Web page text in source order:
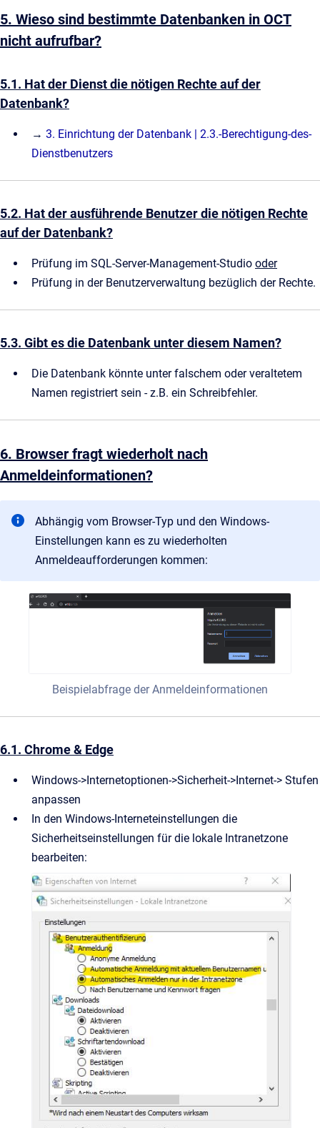
5. Wieso sind bestimmte Datenbanken in OCT
nicht aufrufbar?
5.1. Hat der Dienst die nötigen Rechte auf der
Datenbank?
→ 3. Einrichtung der Datenbank | 2.3.-Berechtigung-des-
Dienstbenutzers
5.2. Hat der ausführende Benutzer die nötigen Rechte
auf der Datenbank?
Prüfung im SQL-Server-Management-Studio oder
Prüfung in der Benutzerverwaltung bezüglich der Rechte.
5.3. Gibt es die Datenbank unter diesem Namen?
Die Datenbank könnte unter falschem oder veraltetem
Namen registriert sein - z.B. ein Schreibfehler.
6. Browser fragt wiederholt nach
Anmeldeinformationen?
Abhängig vom Browser-Typ und den Windows-
Einstellungen kann es zu wiederholten
Anmeldeaufforderungen kommen:
Beispielabfrage der Anmeldeinformationen
6.1. Chrome & Edge
Windows->Internetoptionen->Sicherheit->Internet-> Stufen
anpassen
In den Windows-Interneteinstellungen die
Sicherheitseinstellungen für die lokale Intranetzone
bearbeiten: